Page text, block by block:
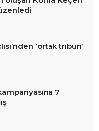
‘ortak tribün’
7